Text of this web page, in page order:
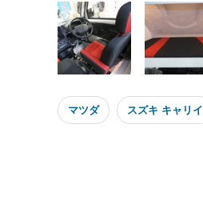
マツダ スズキ キャリイ